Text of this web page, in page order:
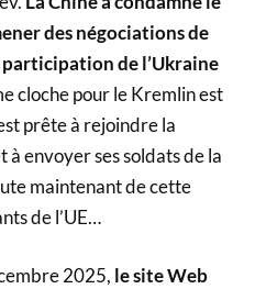
des négociations de
participation de l’Ukraine
cloche pour le Kremlin est
prête à rejoindre la
envoyer ses soldats de la
maintenant de cette
de l’UE…
2025, le site Web